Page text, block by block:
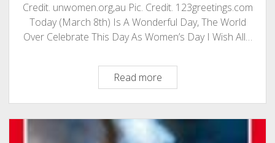
Credit. unwomen.org,au Pic. Credit. 123greetings.com
Today (March 8th) Is A Wonderful Day, The World
Over Celebrate This Day As Women’s Day I Wish All…
Read moreInternational
Women’s
Day
–
Happy